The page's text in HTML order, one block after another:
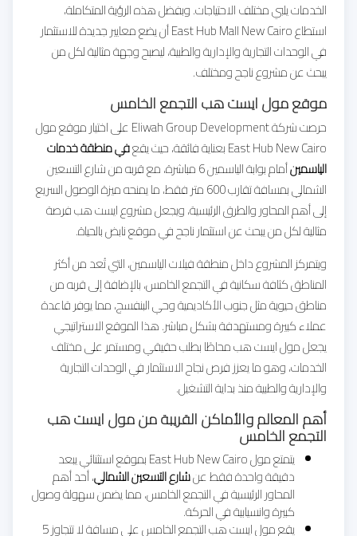
الخدمات يلبي مختلف الاحتياجات. وبفضل هذه الرؤية المتكاملة،
استطاع East Hub Mall New Cairo أن يضع معايير جديدة للاستثمار
في الوحدات التجارية والإدارية والطبية، ليصبح وجهة مثالية لكل من
يبحث عن مشروع ناجح ومختلف.
موقع مول ايست هب التجمع الخامس
حرصت شركة Eliwah Group Development على اختيار موقع مول
East Hub New Cairo بعناية فائقة، حيث يقع
في منطقة خدمات
الياسمين
أمام بوابة الياسمين 6 مباشرة، مع قربه من شارع التسعين
الشمالي بمسافة تقارب 600 متر فقط، ما يمنحه ميزة الوصول السريع
إلى أهم المحاور والطرق الرئيسية، ويجعل مشروع ايست هب فرصة
مثالية لكل من يبحث عن استثمار ناجح في موقع نابض بالحياة.
ويتمركز المشروع داخل منطقة فيلات الياسمين، التي تُعد من أكثر
المناطق كثافة سكانية في التجمع الخامس، بالإضافة إلى قربه من
مناطق حيوية مثل جنوب الأكاديمية وحي البنفسج، مما يوفر قاعدة
عملاء كبيرة ومستهدفة بشكل مباشر. هذا الموقع الاستراتيجي
يجعل مول ايست هب محاطًا بطلب حقيقي ومستمر على مختلف
الخدمات، وهو ما يعزز فرص نجاح الاستثمار في الوحدات التجارية
والإدارية والطبية منذ بداية التشغيل.
أهم المعالم والأماكن القريبة من مول ايست هب
التجمع الخامس
يتمتع مول East Hub New Cairo بموقع استثنائي يبعد
دقيقة واحدة فقط عنشارع التسعين الشمالي، أحد أهم
المحاور الرئيسية في التجمع الخامس، مما يضمن سهولة وصول
كبيرة وانسيابية في الحركة.
يقع مول ايست هب التجمع الخامس على مسافة لا تتجاوز 5